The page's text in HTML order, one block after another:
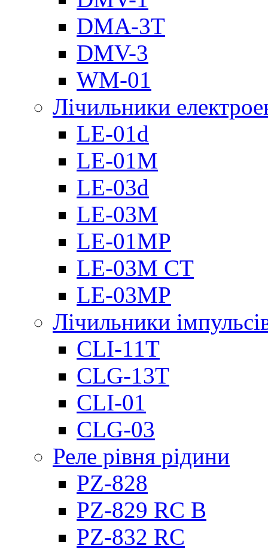
DMА-3T
DMV-3
WM-01
Лічильники
LE-01d
LE-01M
LE-03d
LE-03M
LE-01MP
LE-03M CT
LE-03MP
Лічильники
CLI-11T
CLG-13T
CLI-01
CLG-03
Реле рівня рідини
PZ-828
PZ-829 RC B
PZ-832 RC